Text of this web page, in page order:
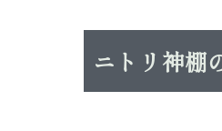
ニトリ神棚